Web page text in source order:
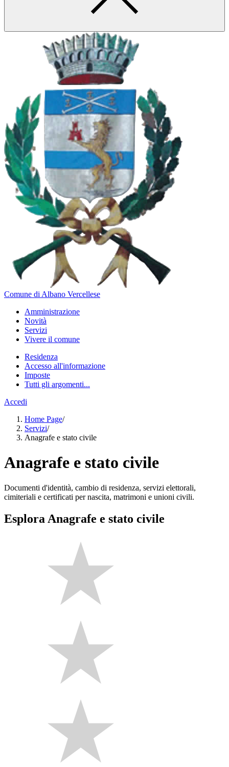
Comune di Albano Vercellese
Amministrazione
Novità
Servizi
Vivere il comune
Residenza
Accesso all'informazione
Imposte
Tutti gli argomenti...
Accedi
Home Page/
Servizi/
Anagrafe e stato civile
Anagrafe e stato civile
Documenti d'identità, cambio di residenza, servizi elettorali,
cimiteriali e certificati per nascita, matrimoni e unioni civili.
Esplora Anagrafe e stato civile